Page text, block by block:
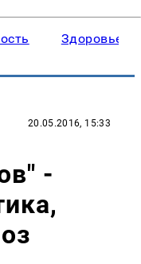
Здоровье
20.05.2016, 15:33
-